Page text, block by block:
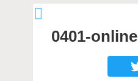
0401-online